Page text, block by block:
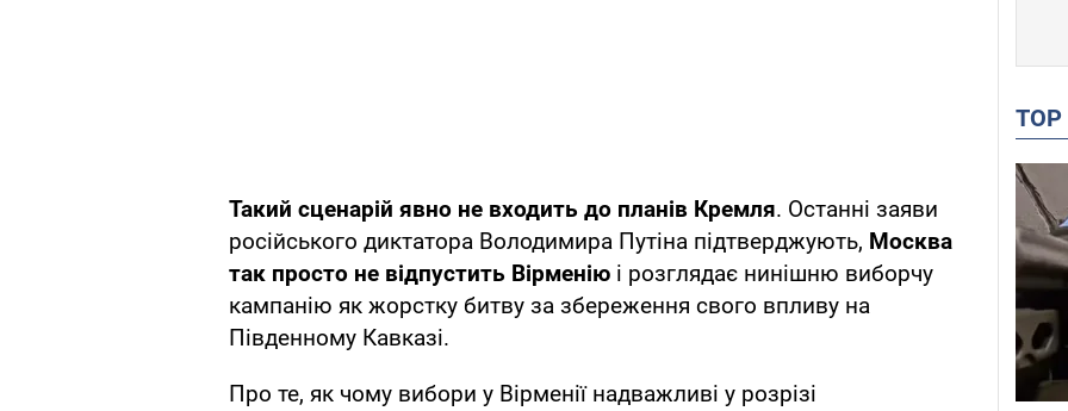
Такий сценарій явно не входить до планів Кремля. Останні заяви
російського диктатора Володимира Путіна підтверджують, Москва
так просто не відпустить Вірменію і розглядає нинішню виборчу
кампанію як жорстку битву за збереження свого впливу на
Південному Кавказі.
Про те, як чому вибори у Вірменії надважливі у розрізі